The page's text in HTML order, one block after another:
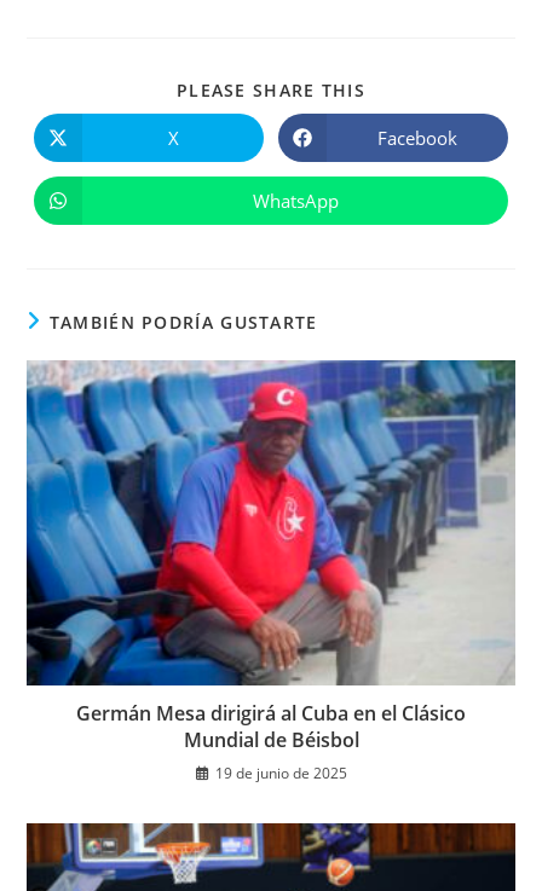
PLEASE SHARE THIS
abre
en
ventana
X Se
abre
en
ventana
Facebook
Se
abre
WhatsApp
TAMBIÉN PODRÍA GUSTARTE
Germán Mesa dirigirá al Cuba en el Clásico
Mundial de Béisbol
19 de junio de 2025